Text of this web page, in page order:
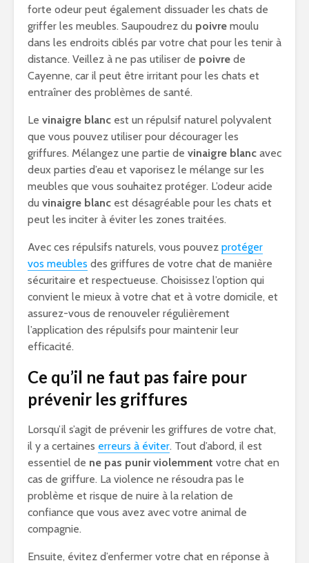
forte odeur peut également dissuader les chats de
griffer les meubles. Saupoudrez du poivre moulu
dans les endroits ciblés par votre chat pour les tenir à
distance. Veillez à ne pas utiliser de poivre de
Cayenne, car il peut être irritant pour les chats et
entraîner des problèmes de santé.
Le vinaigre blanc est un répulsif naturel polyvalent
que vous pouvez utiliser pour décourager les
griffures. Mélangez une partie de vinaigre blanc avec
deux parties d’eau et vaporisez le mélange sur les
meubles que vous souhaitez protéger. L’odeur acide
du vinaigre blanc est désagréable pour les chats et
peut les inciter à éviter les zones traitées.
Avec ces répulsifs naturels, vous pouvez protéger
vos meubles des griffures de votre chat de manière
sécuritaire et respectueuse. Choisissez l’option qui
convient le mieux à votre chat et à votre domicile, et
assurez-vous de renouveler régulièrement
l’application des répulsifs pour maintenir leur
efficacité.
Ce qu’il ne faut pas faire pour
prévenir les griffures
Lorsqu’il s’agit de prévenir les griffures de votre chat,
il y a certaines erreurs à éviter. Tout d’abord, il est
essentiel de ne pas punir violemment votre chat en
cas de griffure. La violence ne résoudra pas le
problème et risque de nuire à la relation de
confiance que vous avez avec votre animal de
compagnie.
Ensuite, évitez d’enfermer votre chat en réponse à